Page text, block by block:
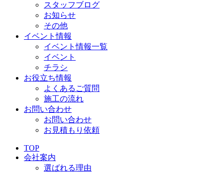
スタッフブログ
お知らせ
その他
イベント情報
イベント情報一覧
イベント
チラシ
お役立ち情報
よくあるご質問
施工の流れ
お問い合わせ
お問い合わせ
お見積もり依頼
TOP
会社案内
選ばれる理由